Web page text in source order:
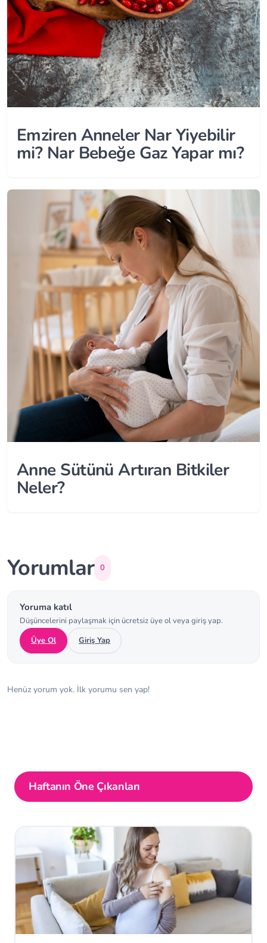
Emziren Anneler Nar Yiyebilir
mi? Nar Bebeğe Gaz Yapar mı?
Anne Sütünü Artıran Bitkiler
Neler?
Yorumlar 0
Yoruma katıl
Düşüncelerini paylaşmak için ücretsiz üye ol veya giriş yap.
Üye Ol
Giriş Yap
Henüz yorum yok. İlk yorumu sen yap!
Haftanın Öne Çıkanları